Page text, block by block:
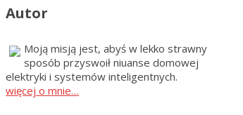
Autor
Moją misją jest, abyś w lekko strawny
sposób przyswoił niuanse domowej
elektryki i systemów inteligentnych.
więcej o mnie…